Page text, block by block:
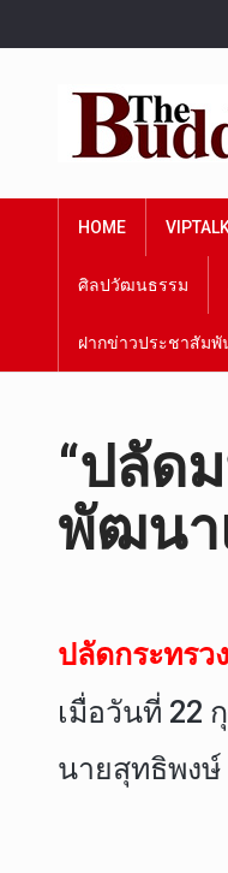
HOME
ศิลปวัฒนธรรม
ฝากข่าวประชาสัมพั
“ปลัด
พัฒนา
ปลัดกระทรว
เมื่อวันที่ 22
นายสุทธิพงษ์